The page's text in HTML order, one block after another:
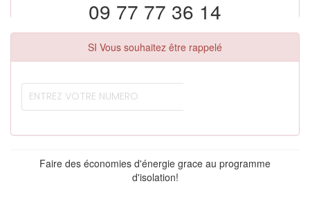
09 77 77 36 14
SI Vous souhaitez être rappelé
Faire des économies d'énergie grace au programme
d'isolation!